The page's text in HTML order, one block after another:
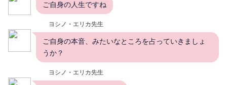
ご自身の人生ですね
ヨシノ・エリカ先生
ご自身の本音、みたいなところを占っていきましょ
うか？
ヨシノ・エリカ先生